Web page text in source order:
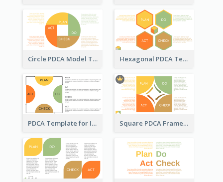
Circle PDCA Model Template Hexagonal PDCA Template
PDCA Template for Infographic Square PDCA Framework Template